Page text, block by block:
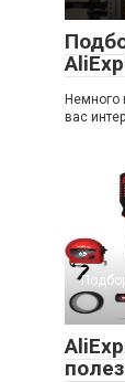
Немного
вас